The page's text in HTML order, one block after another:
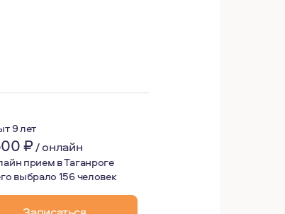
и продолжаю его проходить. Потому что у
9 лет
₽/онлайн
прием в Таганроге
выбрало 156 человек